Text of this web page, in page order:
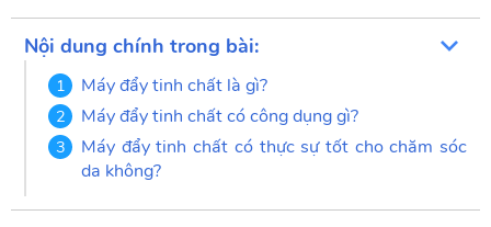
Nội dung chính trong bài:
Máy đẩy tinh chất là gì?
Máy đẩy tinh chất có công dụng gì?
Máy đẩy tinh chất có thực sự tốt cho chăm sóc
da không?